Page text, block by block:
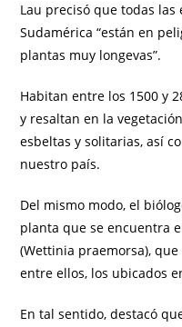
Lau precisó que todas las
Sudamérica “están en
plantas muy longevas”.
Habitan entre los 1500 y
y resaltan en la
esbeltas y solitarias, así
nuestro país.
Del mismo modo, el
planta que se encuentra
(Wettinia praemorsa),
entre ellos, los ubicados
En tal sentido, destacó